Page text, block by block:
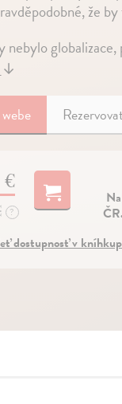
že
nebylo
↓
€
?
dostupnosť v